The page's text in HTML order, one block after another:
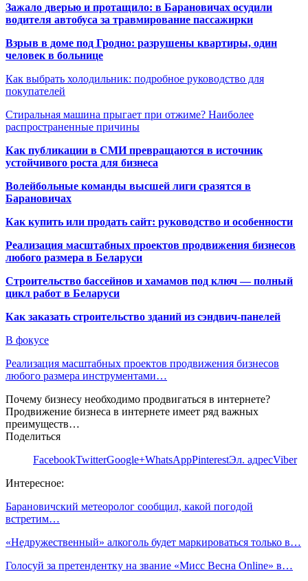
Зажало дверью и протащило: в Барановичах осудили
водителя автобуса за травмирование пассажирки
Взрыв в доме под Гродно: разрушены квартиры, один
человек в больнице
Как выбрать холодильник: подробное руководство для
покупателей
Стиральная машина прыгает при отжиме? Наиболее
распространенные причины
Как публикации в СМИ превращаются в источник
устойчивого роста для бизнеса
Волейбольные команды высшей лиги сразятся в
Барановичах
Как купить или продать сайт: руководство и особенности
Реализация масштабных проектов продвижения бизнесов
любого размера в Беларуси
Строительство бассейнов и хамамов под ключ — полный
цикл работ в Беларуси
Как заказать строительство зданий из сэндвич-панелей
В фокусе
Реализация масштабных проектов продвижения бизнесов
любого размера инструментами…
Почему бизнесу необходимо продвигаться в интернете?
Продвижение бизнеса в интернете имеет ряд важных
преимуществ…
Поделиться
FacebookTwitterGoogle+WhatsAppPinterestЭл. адресViber
Интересное:
Барановичский метеоролог сообщил, какой погодой
встретим…
«Недружественный» алкоголь будет маркироваться только в…
Голосуй за претендентку на звание «Мисс Весна Online» в…